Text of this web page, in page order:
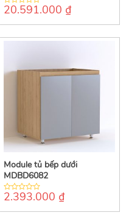
0
of
20.591.000 ₫
Module tủ bếp dưới
MDBD6082
0
of
2.393.000 ₫